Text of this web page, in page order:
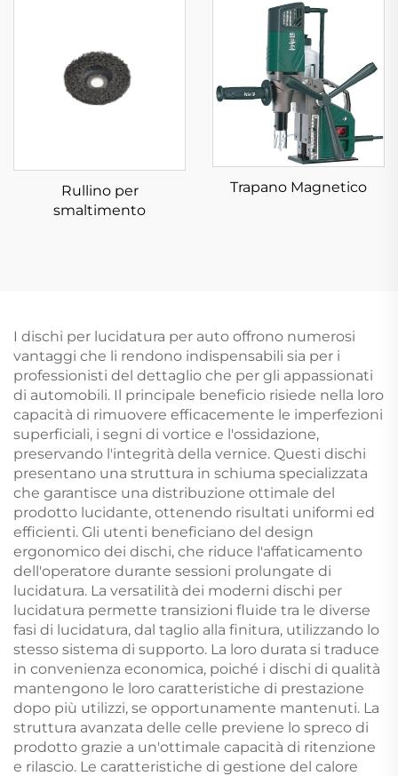
Rullino per
smaltimento
Trapano Magnetico
I dischi per lucidatura per auto offrono numerosi
vantaggi che li rendono indispensabili sia per i
professionisti del dettaglio che per gli appassionati
di automobili. Il principale beneficio risiede nella loro
capacità di rimuovere efficacemente le imperfezioni
superficiali, i segni di vortice e l'ossidazione,
preservando l'integrità della vernice. Questi dischi
presentano una struttura in schiuma specializzata
che garantisce una distribuzione ottimale del
prodotto lucidante, ottenendo risultati uniformi ed
efficienti. Gli utenti beneficiano del design
ergonomico dei dischi, che riduce l'affaticamento
dell'operatore durante sessioni prolungate di
lucidatura. La versatilità dei moderni dischi per
lucidatura permette transizioni fluide tra le diverse
fasi di lucidatura, dal taglio alla finitura, utilizzando lo
stesso sistema di supporto. La loro durata si traduce
in convenienza economica, poiché i dischi di qualità
mantengono le loro caratteristiche di prestazione
dopo più utilizzi, se opportunamente mantenuti. La
struttura avanzata delle celle previene lo spreco di
prodotto grazie a un'ottimale capacità di ritenzione
e rilascio. Le caratteristiche di gestione del calore